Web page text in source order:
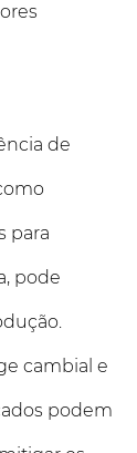
de
para
pode
cambial e
podem